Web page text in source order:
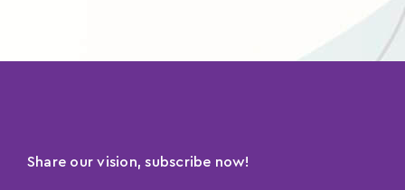
Share our vision, subscribe now!